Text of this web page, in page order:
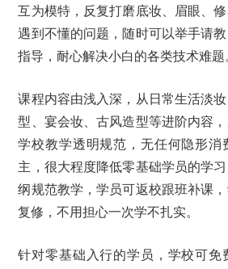
互为模特，反复打磨底妆、眉眼、修
遇到不懂的问题，随时可以举手请
指导，耐心解决小白的各类技术难题
课程内容由浅入深，从日常生活淡
型、宴会妆、古风造型等进阶内容，
学校教学透明规范，无任何隐形消
主，很大程度降低零基础学员的学
纲规范教学，学员可返校跟班补课
复修，不用担心一次学不扎实。
针对零基础入行的学员，学校可免